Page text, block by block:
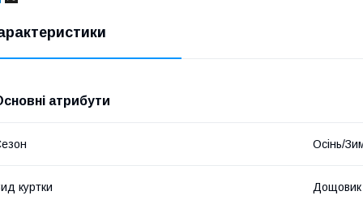
атрибути
Осінь/
куртки Дощовик